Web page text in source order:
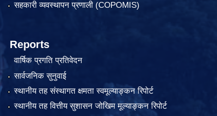
सहकारी व्यवस्थापन प्रणाली (COPOMIS)
Reports
वार्षिक प्रगति प्रतिवेदन
सार्वजनिक सुनुवाई
स्थानीय तह संस्थागत क्षमता स्वमूल्याङ्कन रिपोर्ट
स्थानीय तह वित्तीय सुशासन जोखिम मूल्याङ्कन रिपोर्ट